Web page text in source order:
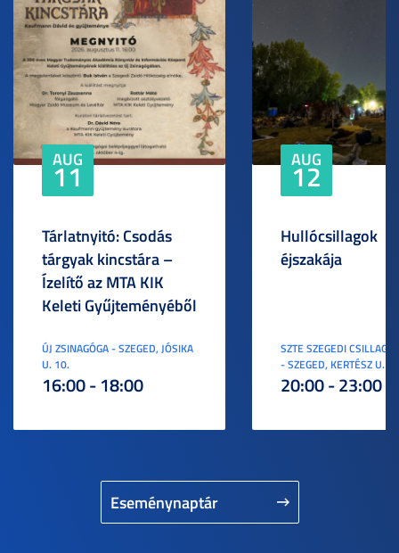
Eseménynaptár
AUG
11
Tárlatnyitó: Csodás
tárgyak kincstára –
Ízelítő az MTA KIK
Keleti Gyűjteményéből
ÚJ ZSINAGÓGA - SZEGED, JÓSIKA
U. 10.
16:00 - 18:00
AUG
12
Hullócsillagok
éjszakája
SZTE SZEGEDI
- SZEGED, KERTÉSZ U. 3.
20:00 - 23:00